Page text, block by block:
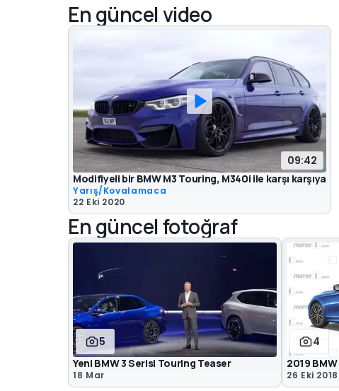
En güncel video
09:42
Modifiyeli bir BMW M3 Touring, M340i ile karşı karşıya
Yarış/Kovalamaca
22 Eki 2020
En güncel fotoğraf
5
Yeni BMW 3 Serisi Touring Teaser
18 Mar
4
2019
26 Eki 2018